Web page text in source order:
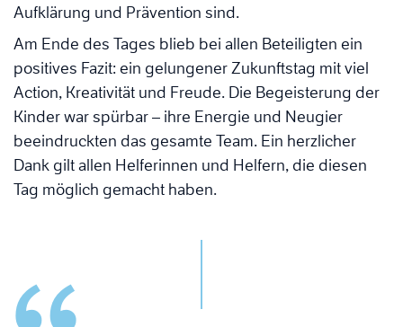
Aufklärung und Prävention sind.
Am Ende des Tages blieb bei allen Beteiligten ein
positives Fazit: ein gelungener Zukunftstag mit viel
Action, Kreativität und Freude. Die Begeisterung der
Kinder war spürbar – ihre Energie und Neugier
beeindruckten das gesamte Team. Ein herzlicher
Dank gilt allen Helferinnen und Helfern, die diesen
Tag möglich gemacht haben.